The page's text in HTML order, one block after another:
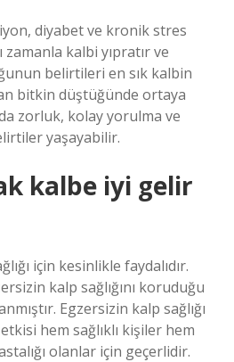
diyabet ve kronik stres
zamanla kalbi yıpratır ve
belirtileri en sık kalbin
bitkin düştüğünde ortaya
zorluk, kolay yorulma ve
yaşayabilir.
kalbe iyi gelir
için kesinlikle faydalıdır.
kalp sağlığını koruduğu
Egzersizin kalp sağlığı
hem sağlıklı kişiler hem
olanlar için geçerlidir.